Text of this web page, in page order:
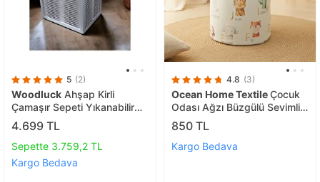
5 (2)
Woodluck Ahşap Kirli
Çamaşır Sepeti Yıkanabilir
Kumaşlı
4.699 TL
Sepette 3.759,2 TL
Kargo Bedava
4.8 (3)
Ocean Home TextileÇocuk
Odası Ağzı Büzgülü Sevimli
Hayvanlar Oyuncak Sepeti
36 X 48 Cm
850 TL
Kargo Bedava